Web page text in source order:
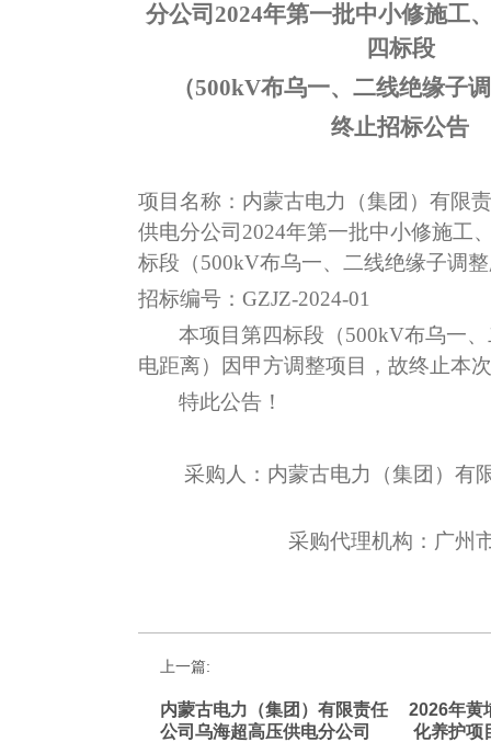
分公司 2024年第一批中小修施工
四标段
（500kV布乌一、二线绝缘子
终止招标公告
项目名称： 内蒙古电力（集团）有限
供电分公司 2024年第一批中小修施工
标段（500kV布乌一、二线绝缘子调
招标编号： GZJZ-2024-01
本项目第四标段（500kV布乌一
电距离）因甲方调整项目，故终止本
特此公告！
采购人：内蒙古电力（集团）有
采购代理机构：广州
上一篇:
内蒙古电力（集团）有限责任
公司乌海超高压供电分公司
2026年黄
化养护项